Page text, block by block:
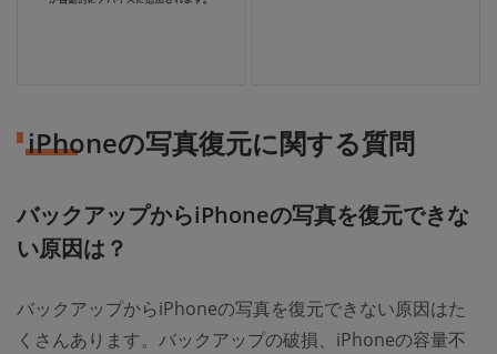
iPhoneの写真復元に関する質問
バックアップからiPhoneの写真を復元できな
い原因は？
バックアップからiPhoneの写真を復元できない原因はた
くさんあります。バックアップの破損、iPhoneの容量不